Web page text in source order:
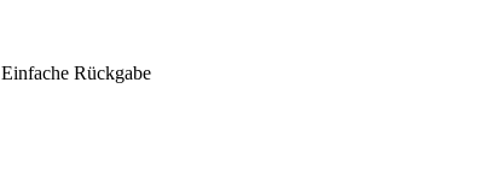
Einfache Rückgabe